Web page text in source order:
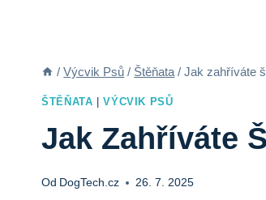
/ Výcvik Psů / Štěňata / Jak zahříváte
ŠTĚŇATA |VÝCVIK PSŮ
Jak Zahříváte
Od DogTech.cz 26. 7. 2025